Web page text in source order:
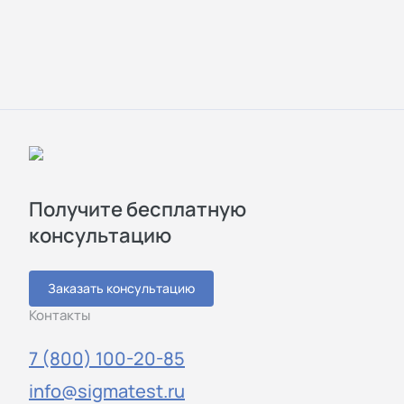
Получите бесплатную
консультацию
Заказать консультацию
Контакты
7 (800) 100-20-85
info@sigmatest.ru